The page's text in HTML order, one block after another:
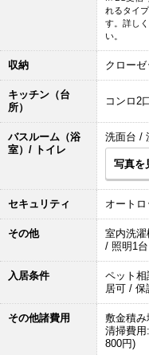
れるタイ
す。詳し
い。
収納 クロー
キッチン（台
所）
コンロ2
バスルーム（浴
室）/ トイレ
洗面台 /
写真を
セキュリティ オート
その他
室内洗
/ 照明1
入居条件
ペット
居可 / 保
その他諸費用
敷金積
清掃費
800円)